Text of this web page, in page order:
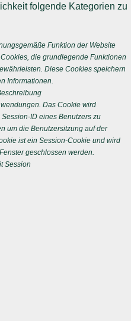
folgende Kategorien zu
Funktion der Website
die grundlegende Funktionen
Diese Cookies speichern
Informationen.
Das Cookie wird
ID eines Benutzers zu
um die Benutzersitzung auf der
ist ein Session-Cookie und wird
geschlossen werden.
Session